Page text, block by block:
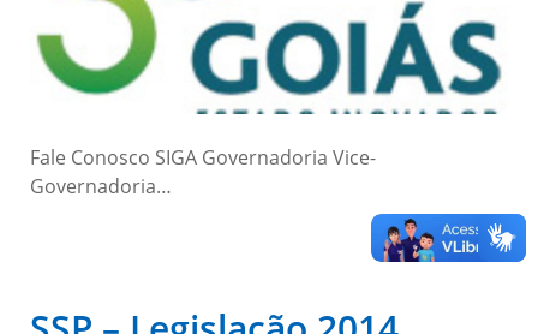
Fale Conosco SIGA Governadoria Vice-
Governadoria…